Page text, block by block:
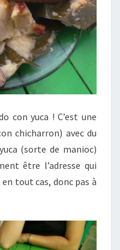
con yuca ! C’est une
chicharron) avec du
(sorte de manioc)
être l’adresse qui
tout cas, donc pas à